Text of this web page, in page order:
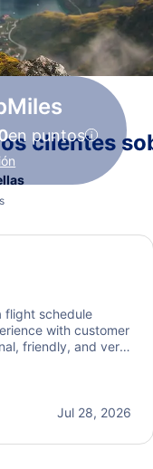
en puntos
clientes
flight schedule
with customer
friendly, and very
of the next steps.
Jul 28, 2026